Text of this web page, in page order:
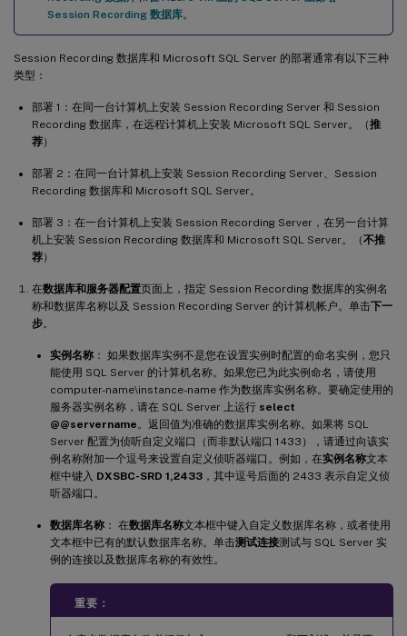
Session Recording 数据库。
Session Recording 数据库和 Microsoft SQL Server 的部署通常有以下三种
类型：
部署 1：在同一台计算机上安装 Session Recording Server 和 Session
Recording 数据库，在远程计算机上安装 Microsoft SQL Server。（推
荐）
部署 2：在同一台计算机上安装 Session Recording Server、Session
Recording 数据库和 Microsoft SQL Server。
部署 3：在一台计算机上安装 Session Recording Server，在另一台计算
机上安装 Session Recording 数据库和 Microsoft SQL Server。（不推
荐）
在数据库和服务器配置页面上，指定 Session Recording 数据库的实例名
称和数据库名称以及 Session Recording Server 的计算机帐户。单击下一
步。
实例名称 ： 如果数据库实例不是您在设置实例时配置的命名实例，您只
能使用 SQL Server 的计算机名称。如果您已为此实例命名，请使用
computer-name\instance-name 作为数据库实例名称。要确定使用的
服务器实例名称，请在 SQL Server 上运行 select
@@servername 。返回值为准确的数据库实例名称。如果将 SQL
Server 配置为侦听自定义端口（而非默认端口 1433），请通过向该实
例名称附加一个逗号来设置自定义侦听器端口。例如，在实例名称文本
框中键入 DXSBC-SRD 1,2433 ，其中逗号后面的 2433 表示自定义侦
听器端口。
数据库名称 ： 在数据库名称文本框中键入自定义数据库名称，或者使用
文本框中已有的默认数据库名称。单击测试连接测试与 SQL Server 实
例的连接以及数据库名称的有效性。
重要：